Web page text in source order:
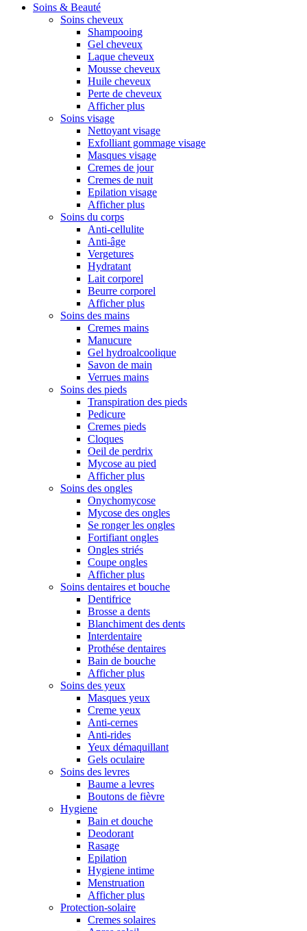
Soins & Beauté
Soins cheveux
Shampooing
Gel cheveux
Laque cheveux
Mousse cheveux
Huile cheveux
Perte de cheveux
Afficher plus
Soins visage
Nettoyant visage
Exfolliant gommage visage
Masques visage
Cremes de jour
Cremes de nuit
Epilation visage
Afficher plus
Soins du corps
Anti-cellulite
Anti-âge
Vergetures
Hydratant
Lait corporel
Beurre corporel
Afficher plus
Soins des mains
Cremes mains
Manucure
Gel hydroalcoolique
Savon de main
Verrues mains
Soins des pieds
Transpiration des pieds
Pedicure
Cremes pieds
Cloques
Oeil de perdrix
Mycose au pied
Afficher plus
Soins des ongles
Onychomycose
Mycose des ongles
Se ronger les ongles
Fortifiant ongles
Ongles striés
Coupe ongles
Afficher plus
Soins dentaires et bouche
Dentifrice
Brosse a dents
Blanchiment des dents
Interdentaire
Prothése dentaires
Bain de bouche
Afficher plus
Soins des yeux
Masques yeux
Creme yeux
Anti-cernes
Anti-rides
Yeux démaquillant
Gels oculaire
Soins des levres
Baume a levres
Boutons de fièvre
Hygiene
Bain et douche
Deodorant
Rasage
Epilation
Hygiene intime
Menstruation
Afficher plus
Protection-solaire
Cremes solaires